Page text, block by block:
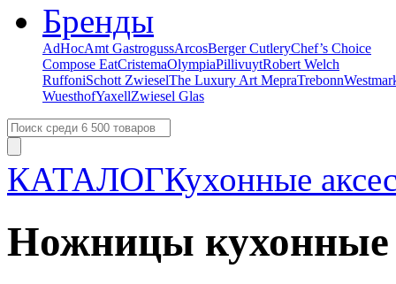
Бренды
AdHocAmt GastrogussArcosBerger CutleryChef’s Choice
Compose EatCristemaOlympiaPillivuytRobert Welch
RuffoniSchott ZwieselThe Luxury Art MepraTrebonn
WuesthofYaxellZwiesel Glas
КАТАЛОГКухонные
Ножницы кухонные